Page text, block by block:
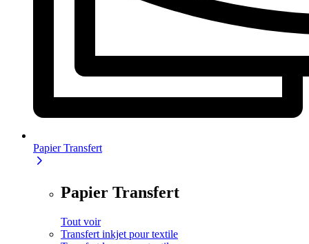
Papier Transfert
Papier Transfert
Tout voir
Transfert inkjet pour textile